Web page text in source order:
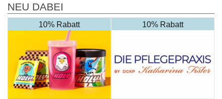
NEU DABEI
10% Rabatt 10% Rabatt